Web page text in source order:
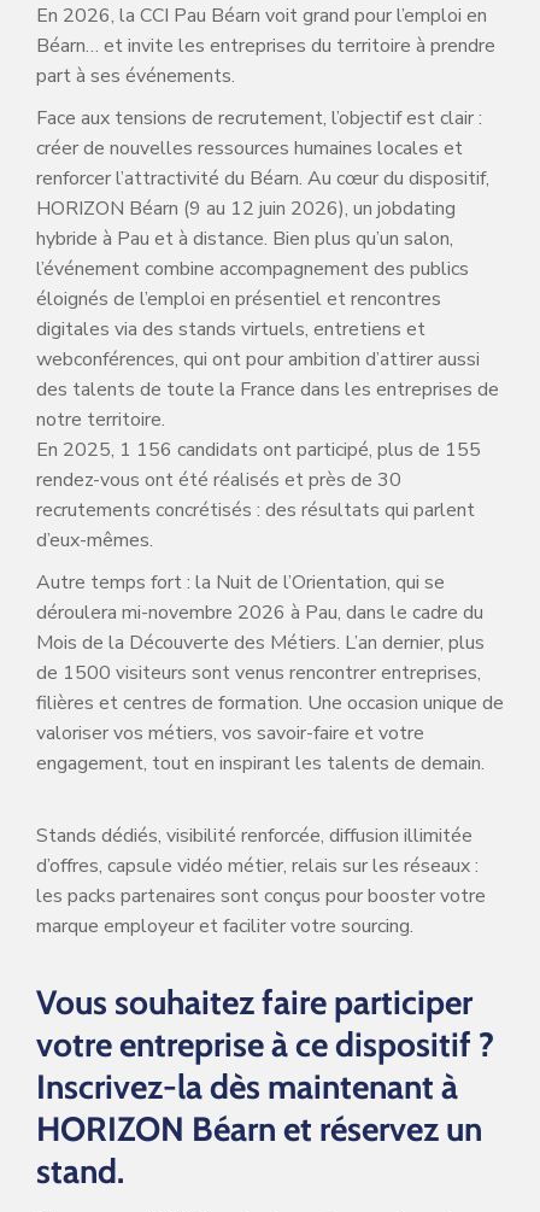
En 2026, la CCI Pau Béarn voit grand pour l’emploi en
Béarn… et invite les entreprises du territoire à prendre
part à ses événements.
Face aux tensions de recrutement, l’objectif est clair :
créer de nouvelles ressources humaines locales et
renforcer l’attractivité du Béarn. Au cœur du dispositif,
HORIZON Béarn (9 au 12 juin 2026), un jobdating
hybride à Pau et à distance. Bien plus qu’un salon,
l’événement combine accompagnement des publics
éloignés de l’emploi en présentiel et rencontres
digitales via des stands virtuels, entretiens et
webconférences, qui ont pour ambition d’attirer aussi
des talents de toute la France dans les entreprises de
notre territoire.
En 2025, 1 156 candidats ont participé, plus de 155
rendez-vous ont été réalisés et près de 30
recrutements concrétisés : des résultats qui parlent
d’eux-mêmes.
Autre temps fort : la Nuit de l’Orientation, qui se
déroulera mi-novembre 2026 à Pau, dans le cadre du
Mois de la Découverte des Métiers. L’an dernier, plus
de 1500 visiteurs sont venus rencontrer entreprises,
filières et centres de formation. Une occasion unique de
valoriser vos métiers, vos savoir-faire et votre
engagement, tout en inspirant les talents de demain.
Stands dédiés, visibilité renforcée, diffusion illimitée
d’offres, capsule vidéo métier, relais sur les réseaux :
les packs partenaires sont conçus pour booster votre
marque employeur et faciliter votre sourcing.
Vous souhaitez faire participer
votre entreprise à ce dispositif ?
Inscrivez-la dès maintenant à
HORIZON Béarn et réservez un
stand.